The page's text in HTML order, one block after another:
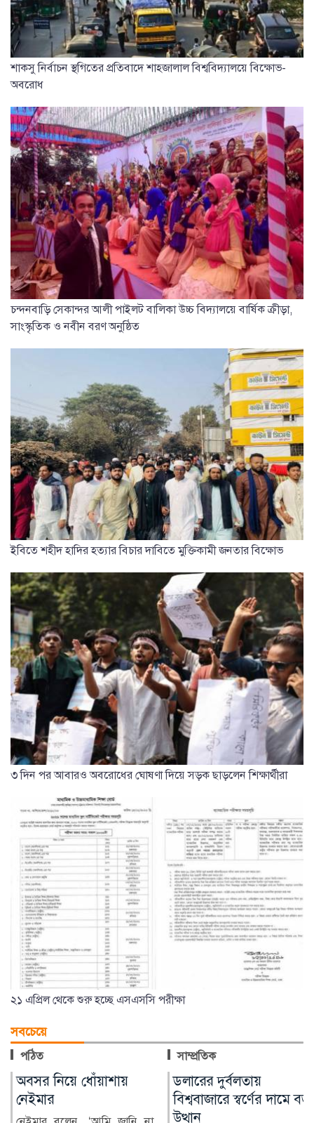
শাকসু নির্বাচন স্থগিতের প্রতিবাদে শাহজালাল বিশ্ববিদ্যালয়ে বিক্ষোভ-
অবরোধ
চন্দনবাড়ি সেকান্দর আলী পাইলট বালিকা উচ্চ বিদ্যালয়ে বার্ষিক ক্রীড়া,
সাংস্কৃতিক ও নবীন বরণ অনুষ্ঠিত
ইবিতে শহীদ হাদির হত্যার বিচার দাবিতে মুক্তিকামী জনতার বিক্ষোভ
৩ দিন পর আবারও অবরোধের ঘোষণা দিয়ে সড়ক ছাড়লেন শিক্ষার্থীরা
২১ এপ্রিল থেকে শুরু হচ্ছে এসএসসি পরীক্ষা
সবচেয়ে
পঠিত সাম্প্রতিক
ডলারের দুর্বলতায়
বিশ্ববাজারে স্বর্ণের দামে বড়
উত্থান
যুক্তরাষ্ট্র-ইরান সংকট
নিরসনে কাতারের অগ্রগতি
দাবি